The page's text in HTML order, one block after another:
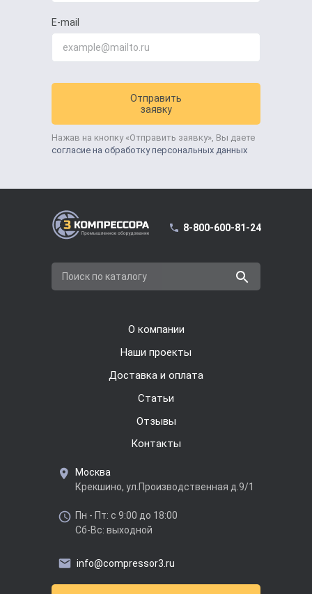
E-mail
Отправить
заявку
Нажав на кнопку «Отправить заявку», Вы даете
согласие на обработку персональных данных
8-800-600-81-24
Поиск по каталогу
О компании
Наши проекты
Доставка и оплата
Cтатьи
Отзывы
Контакты
Москва
Крекшино, ул.Производственная д.9/1
Пн - Пт: с 9:00 до 18:00
Сб-Вс: выходной
info@compressor3.ru